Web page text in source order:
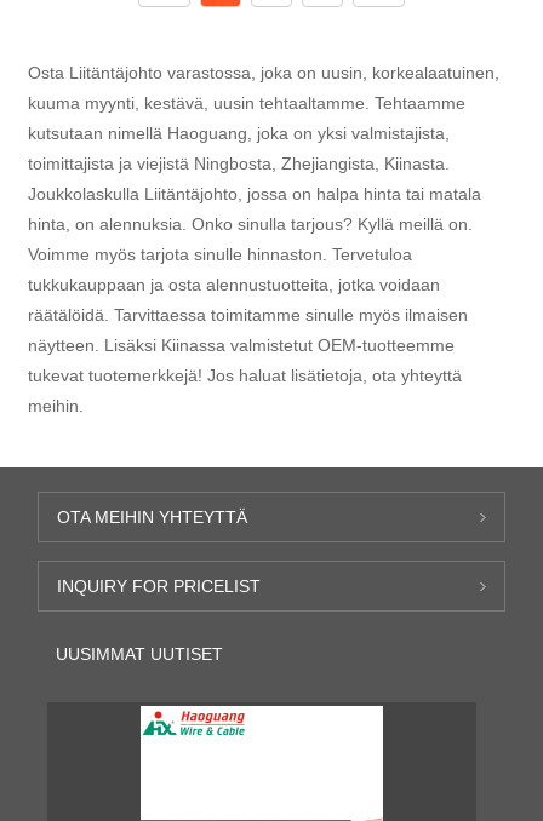
Osta Liitäntäjohto varastossa, joka on uusin, korkealaatuinen,
kuuma myynti, kestävä, uusin tehtaaltamme. Tehtaamme
kutsutaan nimellä Haoguang, joka on yksi valmistajista,
toimittajista ja viejistä Ningbosta, Zhejiangista, Kiinasta.
Joukkolaskulla Liitäntäjohto, ​​jossa on halpa hinta tai matala
hinta, on alennuksia. Onko sinulla tarjous? Kyllä meillä on.
Voimme myös tarjota sinulle hinnaston. Tervetuloa
tukkukauppaan ja osta alennustuotteita, jotka voidaan
räätälöidä. Tarvittaessa toimitamme sinulle myös ilmaisen
näytteen. Lisäksi Kiinassa valmistetut OEM-tuotteemme
tukevat tuotemerkkejä! Jos haluat lisätietoja, ota yhteyttä
meihin.
OTA MEIHIN YHTEYTTÄ
INQUIRY FOR PRICELIST
UUSIMMAT UUTISET